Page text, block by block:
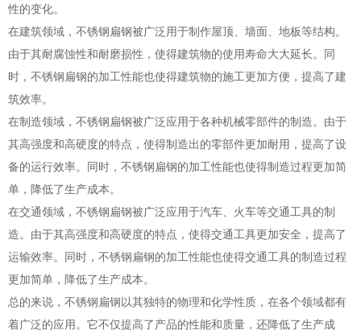
性的变化。
在建筑领域，不锈钢扁钢被广泛用于制作屋顶、墙面、地板等结构。
由于其耐腐蚀性和耐磨损性，使得建筑物的使用寿命大大延长。同
时，不锈钢扁钢的加工性能也使得建筑物的施工更加方便，提高了建
筑效率。
在制造领域，不锈钢扁钢被广泛应用于各种机械零部件的制造。由于
其高强度和高硬度的特点，使得制造出的零部件更加耐用，提高了设
备的运行效率。同时，不锈钢扁钢的加工性能也使得制造过程更加简
单，降低了生产成本。
在交通领域，不锈钢扁钢被广泛应用于汽车、火车等交通工具的制
造。由于其高强度和高硬度的特点，使得交通工具更加安全，提高了
运输效率。同时，不锈钢扁钢的加工性能也使得交通工具的制造过程
更加简单，降低了生产成本。
总的来说，不锈钢扁钢以其独特的物理和化学性质，在各个领域都有
着广泛的应用。它不仅提高了产品的性能和质量，还降低了生产成